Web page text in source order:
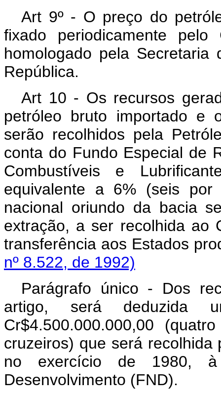
Art 9º - O preço do
fixado periodicamente
homologado pela Secretaria
República.
Art 10 - Os recursos
petróleo bruto importado e
serão recolhidos pela
conta do Fundo Especial de
Combustíveis e
equivalente a 6% (seis
nacional oriundo da bacia
extração, a ser recolhida ao
transferência aos Estados
nº 8.522, de 1992)
Parágrafo único - Dos
artigo, será deduzida
Cr$4.500.000.000,00
cruzeiros) que será
no exercício de 1980,
Desenvolvimento (FND).